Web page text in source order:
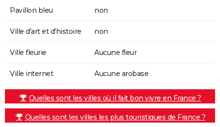
Pavillon bleu non
Ville d'art et d'histoire non
Ville fleurie Aucune fleur
Ville internet Aucune arobase
Quelles sont les villes où il fait bon vivre en France ?
Quelles sont les villes les plus touristiques de France ?